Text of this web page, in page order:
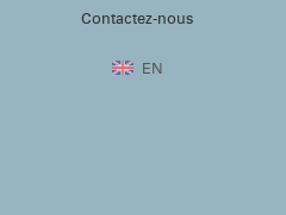
Contactez-nous
EN